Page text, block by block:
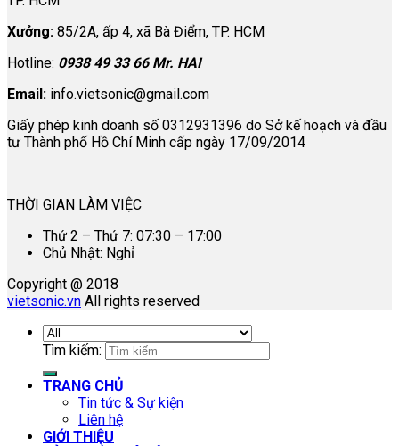
Xưởng: 85/2A, ấp 4, xã Bà Điểm, TP. HCM
Hotline: 0938 49 33 66 Mr. HAI
Email: info.vietsonic@gmail.com
Giấy phép kinh doanh số 0312931396 do Sở kế hoạch và đầu
tư Thành phố Hồ Chí Minh cấp ngày 17/09/2014
THỜI GIAN LÀM VIỆC
Thứ 2 – Thứ 7: 07:30 – 17:00
Chủ Nhật: Nghỉ
Copyright @ 2018
vietsonic.vn All rights reserved
Tìm kiếm:
TRANG CHỦ
Tin tức & Sự kiện
Liên hệ
GIỚI THIỆU